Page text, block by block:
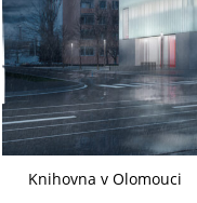
Knihovna v Olomouci